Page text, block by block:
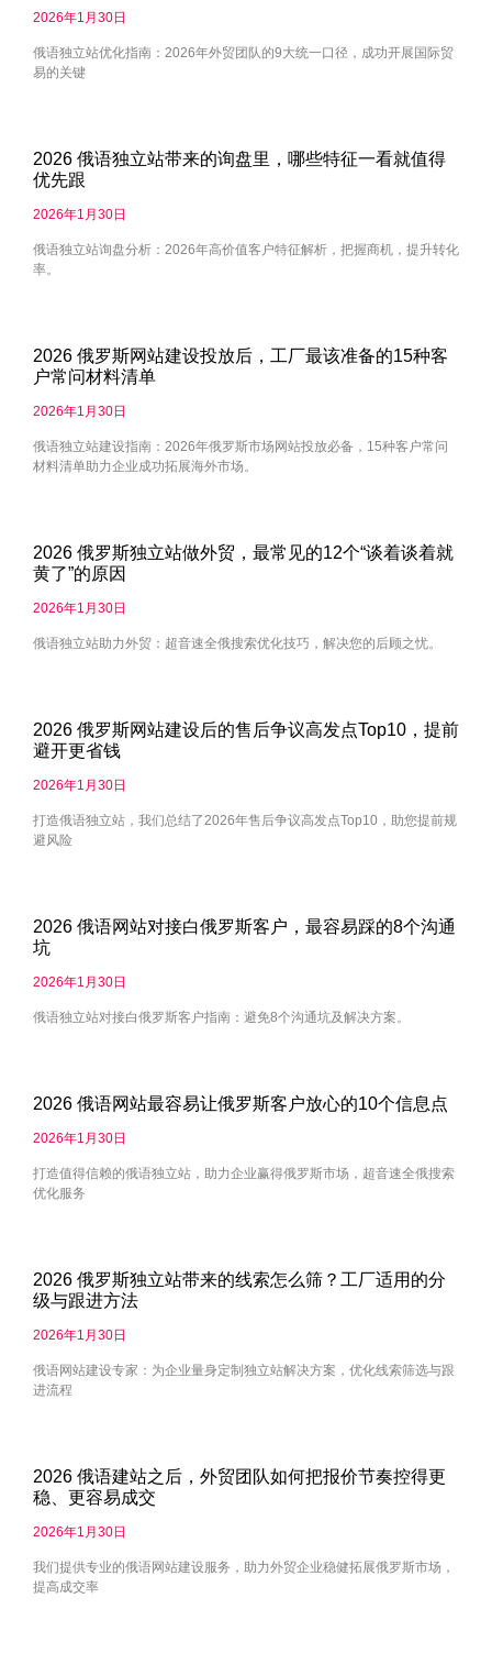
2026年1月30日
俄语独立站优化指南：2026年外贸团队的9大统一口径，成功开展国际贸
易的关键
2026 俄语独立站带来的询盘里，哪些特征一看就值得
优先跟
2026年1月30日
俄语独立站询盘分析：2026年高价值客户特征解析，把握商机，提升转化
率。
2026 俄罗斯网站建设投放后，工厂最该准备的15种客
户常问材料清单
2026年1月30日
俄语独立站建设指南：2026年俄罗斯市场网站投放必备，15种客户常问
材料清单助力企业成功拓展海外市场。
2026 俄罗斯独立站做外贸，最常见的12个“谈着谈着就
黄了”的原因
2026年1月30日
俄语独立站助力外贸：超音速全俄搜索优化技巧，解决您的后顾之忧。
2026 俄罗斯网站建设后的售后争议高发点Top10，提前
避开更省钱
2026年1月30日
打造俄语独立站，我们总结了2026年售后争议高发点Top10，助您提前规
避风险
2026 俄语网站对接白俄罗斯客户，最容易踩的8个沟通
坑
2026年1月30日
俄语独立站对接白俄罗斯客户指南：避免8个沟通坑及解决方案。
2026 俄语网站最容易让俄罗斯客户放心的10个信息点
2026年1月30日
打造值得信赖的俄语独立站，助力企业赢得俄罗斯市场，超音速全俄搜索
优化服务
2026 俄罗斯独立站带来的线索怎么筛？工厂适用的分
级与跟进方法
2026年1月30日
俄语网站建设专家：为企业量身定制独立站解决方案，优化线索筛选与跟
进流程
2026 俄语建站之后，外贸团队如何把报价节奏控得更
稳、更容易成交
2026年1月30日
我们提供专业的俄语网站建设服务，助力外贸企业稳健拓展俄罗斯市场，
提高成交率